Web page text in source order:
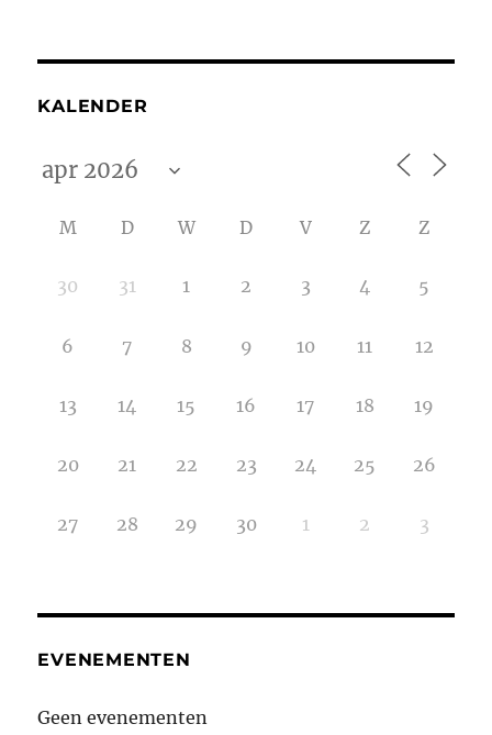
KALENDER
M D W D V Z Z
30 31 1 2 3 4 5
6 7 8 9 10 11 12
13 14 15 16 17 18 19
20 21 22 23 24 25 26
27 28 29 30 1 2 3
EVENEMENTEN
Geen evenementen